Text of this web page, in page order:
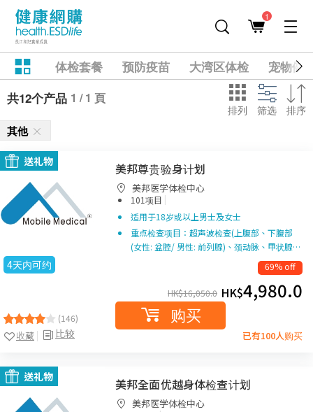
1
体检套餐 预防疫苗 大湾区体检
宠物健
共12个产品 1 / 1 頁
排列 筛选 排序
其他
送礼物
4天内可约
(146)
比较
收藏
美邦尊贵验身计划
美邦医学体检中心
101项目 |
适用于18岁或以上男士及女士
重点检查项目：超声波检查(上腹部、下腹部
(女性: 盆腔/ 男性: 前列腺)、颈动脉、甲状腺…
69% off
HK$16,050.0 HK$4,980.0
购买
已有100人购买
送礼物 美邦全面优越身体检查计划
美邦医学体检中心